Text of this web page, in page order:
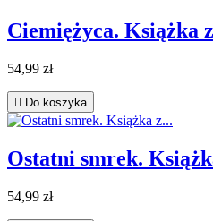
Ciemiężyca. Książka
54,99 zł
 Do koszyka
Ostatni smrek.
54,99 zł